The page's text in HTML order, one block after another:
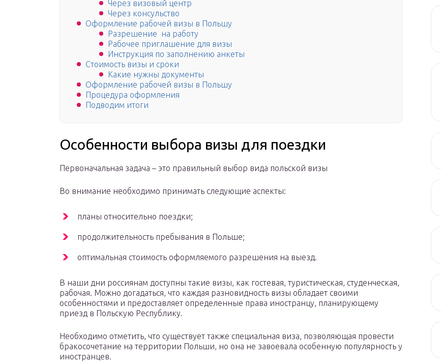
Через визовый центр
Через консульство
Оформление рабочей визы в Польшу
Разрешение на работу
Рабочее приглашение для визы
Инструкция по заполнению анкеты
Стоимость визы и сроки
Какие нужны документы
Оформление рабочей визы в Польшу
Процедура оформления
Подводим итоги
Особенности выбора визы для поездки
Первоначальная задача – это правильный выбор вида польской визы
Во внимание необходимо принимать следующие аспекты:
планы относительно поездки;
продолжительность пребывания в Польше;
оптимальная стоимость оформляемого разрешения на выезд.
В наши дни россиянам доступны такие визы, как гостевая, туристическая, студенческая,
рабочая. Можно догадаться, что каждая разновидность визы обладает своими
особенностями и предоставляет определенные права иностранцу, планирующему
приезд в Польскую Республику.
Необходимо отметить, что существует также специальная виза, позволяющая провести
бракосочетание на территории Польши, но она не завоевала особенную популярность у
иностранцев.